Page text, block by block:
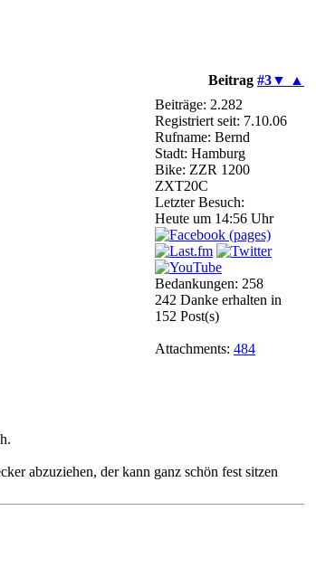
Beitrag #3▼ ▲
Beiträge: 2.282
Registriert seit: 7.10.06
Rufname: Bernd
Stadt: Hamburg
Bike: ZZR 1200
ZXT20C
Letzter Besuch:
Heute um 14:56 Uhr
Bedankungen: 258
242 Danke erhalten in
152 Post(s)
Attachments: 484
abzuziehen, der kann ganz schön fest sitzen